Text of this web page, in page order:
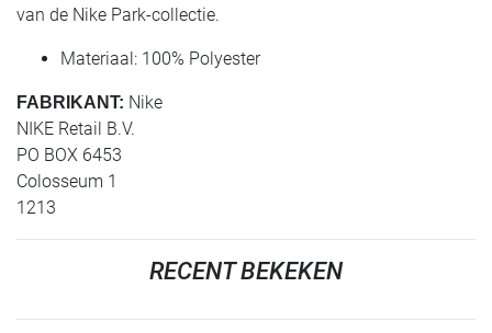
van de Nike Park-collectie.
Materiaal: 100% Polyester
FABRIKANT: Nike
NIKE Retail B.V.
PO BOX 6453
Colosseum 1
1213
RECENT BEKEKEN